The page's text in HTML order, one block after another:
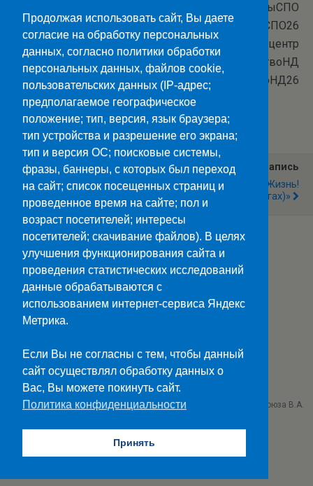
#НавигаторыСПО
#НавигаторыДетстваСПО26
#Росдетцентр
#студенчествоНД
#студенчествоНД26
Категории:Новости
Предыдущая Запись
Международный День
Следующая Запись
«Береги Свою Жизнь!
(опасности На Дорогах)»
Наверх
Мобильн.
Министерство науки и высшего образования>>
Госуслуги>>
ГБПОУ "Ставропольский колледж связи им. Героя Советского Союза В.А.
Продолжая использовать сайт, Вы даете
согласие на обработку персональных
данных, согласно политики обработки
персональных данных, файлов cookie,
пользовательских данных (IP-адрес;
предполагаемое географическое
положение; тип, версия, язык браузера;
тип устройства и разрешение его экрана;
тип и версия ОС; поисковые системы,
фразы, баннеры, с которых был переход
на сайт; список посещенных страниц и
проведенное время на сайте; пол и
возраст посетителей; интересы
посетителей; скачивание файлов). В целях
улучшения функционирования сайта и
проведения статистических исследований
данные обрабатываются с
использованием интернет-сервиса Яндекс
Метрика.
Если Вы не согласны с тем, чтобы данный
сайт осуществлял обработку данных о
Вас, Вы можете покинуть сайт.
Политика конфиденциальности
Принять